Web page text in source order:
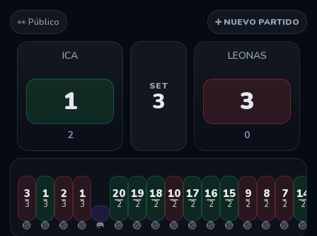
👀 Público ➕ NUEVO PARTIDO
ICA
1
2
SET
3
LEONAS
3
0
3
3
🏐
1
3
🏐
2
3
🏐
1
3
🏐 🥅
20
2
🏐
19
2
🏐
18
2
🏐
10
2
🏐
17
2
🏐
16
2
🏐
15
2
🏐
9
2
🏐
8
2
🏐
7
2
🏐
14
2
🏐